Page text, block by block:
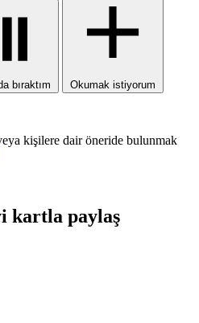
bıraktım Okumak istiyorum
kişilere dair öneride bulunmak
kartla paylaş